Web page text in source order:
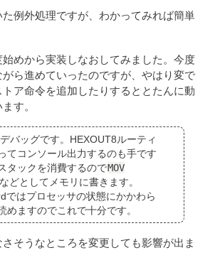
例外処理ですが、わかってみれば簡単
めから実装しなおしてみました。今度
ら進めていったのですが、やはり変で
ア命令を追加したりするととたんに動
す。
バッグです。HEXOUT8ルーティ
てコンソール出力するのも手です
タックを消費するのでMOV
などとしてメモリに書きます。
ではプロセッサの状態にかかわら
めますのでこれで十分です。
そうなところを変更しても影響が出ま